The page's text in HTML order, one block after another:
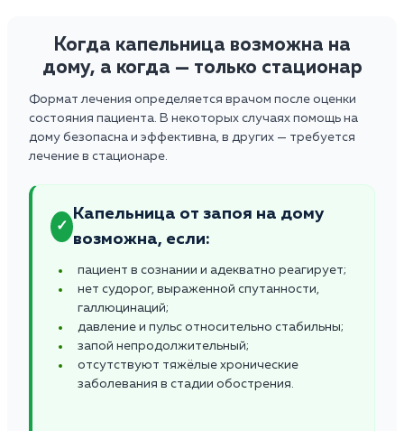
Когда капельница возможна на
дому, а когда — только стационар
Формат лечения определяется врачом после оценки
состояния пациента. В некоторых случаях помощь на
дому безопасна и эффективна, в других — требуется
лечение в стационаре.
✓
Капельница от запоя на дому
возможна, если:
пациент в сознании и адекватно реагирует;
нет судорог, выраженной спутанности,
галлюцинаций;
давление и пульс относительно стабильны;
запой непродолжительный;
отсутствуют тяжёлые хронические
заболевания в стадии обострения.